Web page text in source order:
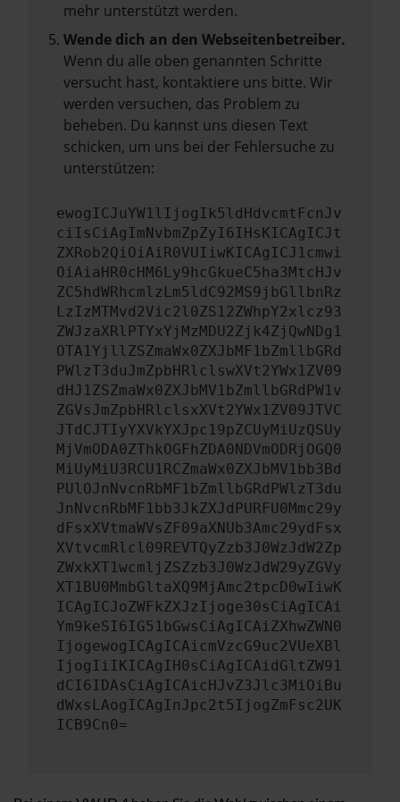
mehr unterstützt werden.
Wende dich an den Webseitenbetreiber.
Wenn du alle oben genannten Schritte
versucht hast, kontaktiere uns bitte. Wir
werden versuchen, das Problem zu
beheben. Du kannst uns diesen Text
schicken, um uns bei der Fehlersuche zu
unterstützen:
ewogICJuYW1lIjogIk5ldHdvcmtFcnJv
ciIsCiAgImNvbmZpZyI6IHsKICAgICJt
ZXRob2QiOiAiR0VUIiwKICAgICJ1cmwi
OiAiaHR0cHM6Ly9hcGkueC5ha3MtcHJv
ZC5hdWRhcmlzLm5ldC92MS9jbGllbnRz
LzIzMTMvd2Vic2l0ZS12ZWhpY2xlcz93
ZWJzaXRlPTYxYjMzMDU2Zjk4ZjQwNDg1
OTA1YjllZSZmaWx0ZXJbMF1bZmllbGRd
PWlzT3duJmZpbHRlclswXVt2YWx1ZV09
dHJ1ZSZmaWx0ZXJbMV1bZmllbGRdPW1v
ZGVsJmZpbHRlclsxXVt2YWx1ZV09JTVC
JTdCJTIyYXVkYXJpc19pZCUyMiUzQSUy
MjVmODA0ZThkOGFhZDA0NDVmODRjOGQ0
MiUyMiU3RCU1RCZmaWx0ZXJbMV1bb3Bd
PUlOJnNvcnRbMF1bZmllbGRdPWlzT3du
JnNvcnRbMF1bb3JkZXJdPURFU0Mmc29y
dFsxXVtmaWVsZF09aXNUb3Amc29ydFsx
XVtvcmRlcl09REVTQyZzb3J0WzJdW2Zp
ZWxkXT1wcmljZSZzb3J0WzJdW29yZGVy
XT1BU0MmbGltaXQ9MjAmc2tpcD0wIiwK
ICAgICJoZWFkZXJzIjoge30sCiAgICAi
Ym9keSI6IG51bGwsCiAgICAiZXhwZWN0
IjogewogICAgICAicmVzcG9uc2VUeXBl
IjogIiIKICAgIH0sCiAgICAidGltZW91
dCI6IDAsCiAgICAicHJvZ3Jlc3MiOiBu
dWxsLAogICAgInJpc2t5IjogZmFsc2UK
ICB9Cn0=